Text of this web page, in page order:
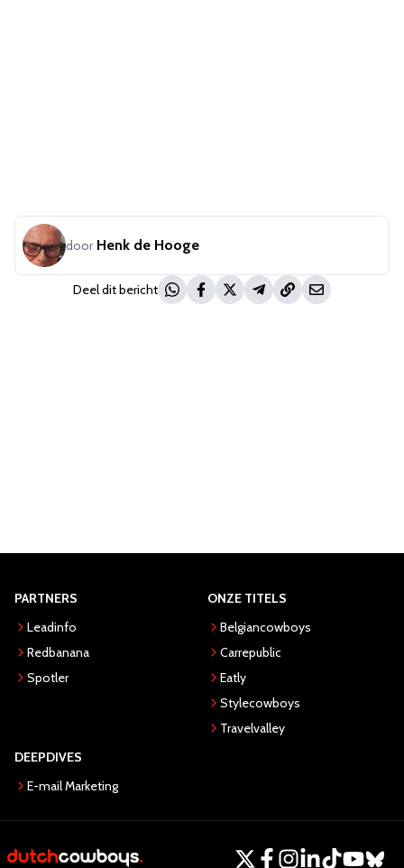
door Henk de Hooge
Deel dit bericht
PARTNERS
Leadinfo
Redbanana
Spotler
ONZE TITELS
Belgiancowboys
Carrepublic
Eatly
Stylecowboys
Travelvalley
DEEPDIVES
E-mail Marketing